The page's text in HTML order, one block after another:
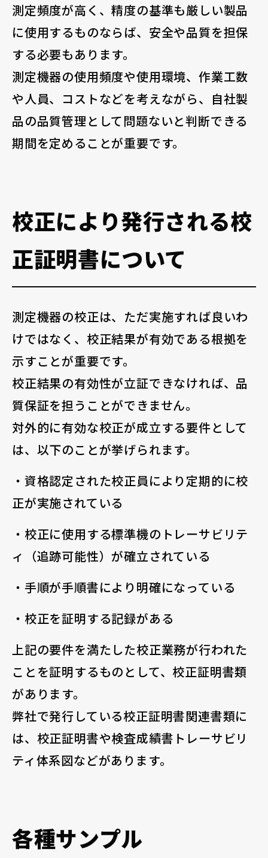
測定頻度が高く、精度の基準も厳しい製品
に使用するものならば、安全や品質を担保
する必要もあります。
測定機器の使用頻度や使用環境、作業工数
や人員、コストなどを考えながら、自社製
品の品質管理として問題ないと判断できる
期間を定めることが重要です。
校正により発行される校
正証明書について
測定機器の校正は、ただ実施すれば良いわ
けではなく、校正結果が有効である根拠を
示すことが重要です。
校正結果の有効性が立証できなければ、品
質保証を担うことができません。
対外的に有効な校正が成立する要件として
は、以下のことが挙げられます。
・資格認定された校正員により定期的に校
正が実施されている
・校正に使用する標準機のトレーサビリテ
ィ（追跡可能性）が確立されている
・手順が手順書により明確になっている
・校正を証明する記録がある
上記の要件を満たした校正業務が行われた
ことを証明するものとして、校正証明書類
があります。
弊社で発行している校正証明書関連書類に
は、校正証明書や検査成績書トレーサビリ
ティ体系図などがあります。
各種サンプル